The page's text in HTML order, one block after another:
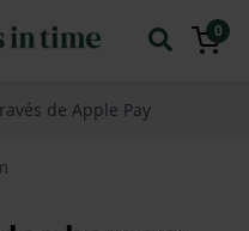
0
de Apple Pay